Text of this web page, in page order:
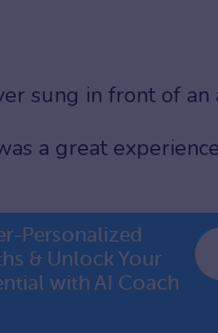
sung in front of an
a great
watched a horror
terrifying!
1 năm chỉ 799K
Personalized
& Unlock Your
with AI Coach